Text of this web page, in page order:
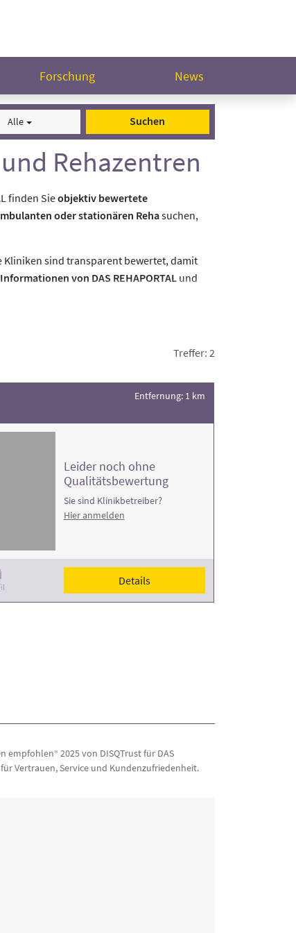
Forschung News
Alle Suchen
Rehazentren
finden Sieobjektiv bewertete
oder stationären Rehasuchen,
Kliniken sind transparent bewertet, damit
von DAS REHAPORTAL und
Treffer: 2
Entfernung: 1 km
Leider noch ohne
Qualitätsbewertung
Sie sind Klinikbetreiber?
Hier anmelden
Details
empfohlen“ 2025 von DISQTrust für DAS
für Vertrauen, Service und Kundenzufriedenheit.